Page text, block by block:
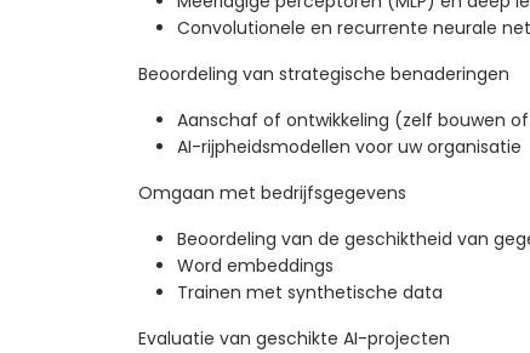
Convolutionele en recurrente neurale
Beoordeling van strategische benaderingen
Aanschaf of ontwikkeling (zelf bouwen
AI-rijpheidsmodellen voor uw organisatie
Omgaan met bedrijfsgegevens
Beoordeling van de geschiktheid van
Word embeddings
Trainen met synthetische data
Evaluatie van geschikte AI-projecten